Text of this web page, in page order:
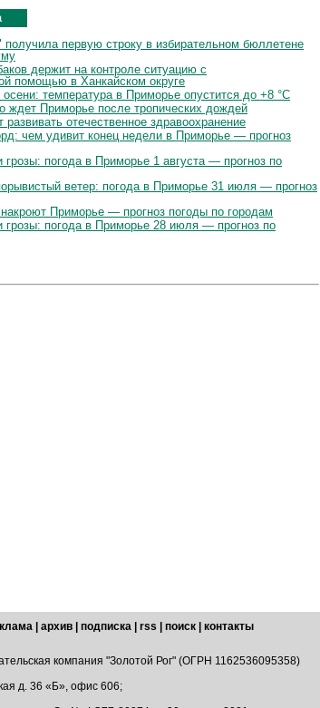
первую строку в избирательном бюллетене
держит на контроле ситуацию с
помощью в Ханкайском округе
температура в Приморье опустится до +8 °C
ждет Приморье после тропических дождей
развивать отечественное здравоохранение
чем удивит конец недели в Приморье — прогноз
погода в Приморье 1 августа — прогноз по
ветер: погода в Приморье 31 июля — прогноз
Приморье — прогноз погоды по городам
погода в Приморье 28 июля — прогноз по
архив подписка rss поиск
контакты
компания "Золотой Рог" (ОГРН 1162536095358)
д. 36 «Б», офис 606;